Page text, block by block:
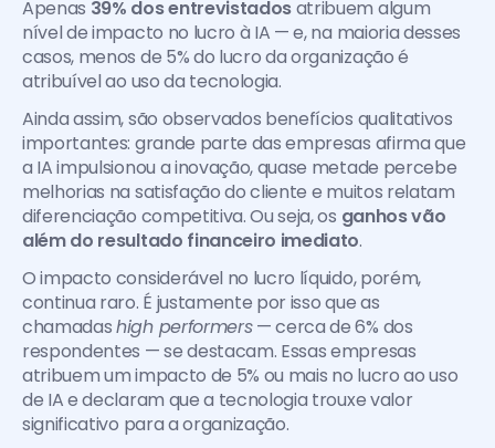
Apenas 39% dos entrevistados atribuem algum
nível de impacto no lucro à IA — e, na maioria desses
casos, menos de 5% do lucro da organização é
atribuível ao uso da tecnologia.
Ainda assim, são observados benefícios qualitativos
importantes: grande parte das empresas afirma que
a IA impulsionou a inovação, quase metade percebe
melhorias na satisfação do cliente e muitos relatam
diferenciação competitiva. Ou seja, os ganhos vão
além do resultado financeiro imediato.
O impacto considerável no lucro líquido, porém,
continua raro. É justamente por isso que as
chamadas high performers — cerca de 6% dos
respondentes — se destacam. Essas empresas
atribuem um impacto de 5% ou mais no lucro ao uso
de IA e declaram que a tecnologia trouxe valor
significativo para a organização.